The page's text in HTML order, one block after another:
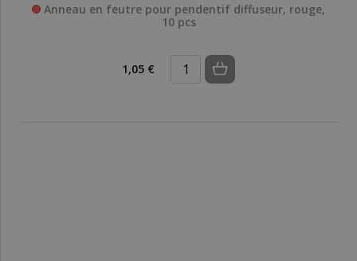
Anneau en feutre pour pendentif diffuseur, rouge,
10 pcs
1,05 €